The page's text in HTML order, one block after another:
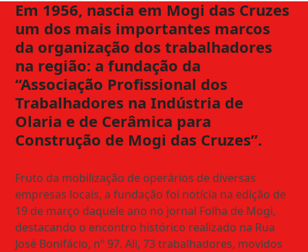
Em 1956, nascia em Mogi das Cruzes
um dos mais importantes marcos
da organização dos trabalhadores
na região: a fundação da
“Associação Profissional dos
Trabalhadores na Indústria de
Olaria e de Cerâmica para
Construção de Mogi das Cruzes”.
Fruto da mobilização de operários de diversas
empresas locais, a fundação foi notícia na edição de
19 de março daquele ano no jornal Folha de Mogi,
destacando o encontro histórico realizado na Rua
José Bonifácio, nº 97. Ali, 73 trabalhadores, movidos